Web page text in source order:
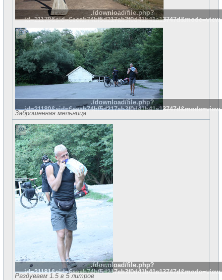
./download/file.php?
id=21179&sid=6eeab74bf5d217ab3f0d41b41a13747d&mode=view
./download/file.php?
id=21180&sid=6eeab74bf5d217ab3f0d41b41a13747d&mode=view
Заброшенная мельница
./download/file.php?
id=21181&sid=6eeab74bf5d217ab3f0d41b41a13747d&mode=view
Раздуваем 1.5 в 5 литров